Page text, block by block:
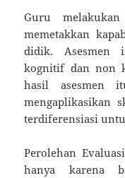
Guru
memetakkan
didik. Asesmen
kognitif dan non
hasil asesmen
mengaplikasikan
terdiferensiasi
Perolehan
hanya karena